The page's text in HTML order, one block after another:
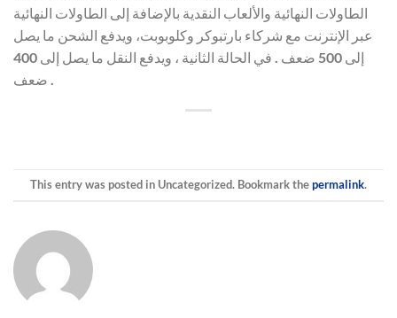
الطاولات النهائية والألعاب النقدية بالإضافة إلى الطاولات النهائية
عبر الإنترنت مع شركاء بارتبوكر وكلوبوبت، ويدفع الشحن ما يصل
إلى 500 ضعف . في الحالة الثانية ، ويدفع النقل ما يصل إلى 400
ضعف .
This entry was posted in Uncategorized. Bookmark thepermalink.